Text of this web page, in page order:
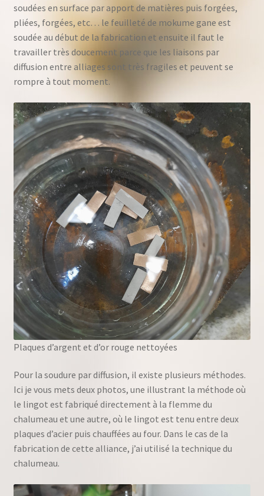
soudées en surface par apport de matières puis forgées,
pliées, forgées, etc… le feuilleté de mokume gane est
soudée au début de la fabrication et ensuite il faut le
travailler très doucement parce que les liaisons par
diffusion entre alliages sont très fragiles et peuvent se
rompre à tout moment.
Plaques d’argent et d’or rouge nettoyées
Pour la soudure par diffusion, il existe plusieurs méthodes.
Ici je vous mets deux photos, une illustrant la méthode où
le lingot est fabriqué directement à la flemme du
chalumeau et une autre, où le lingot est tenu entre deux
plaques d’acier puis chauffées au four. Dans le cas de la
fabrication de cette alliance, j’ai utilisé la technique du
chalumeau.